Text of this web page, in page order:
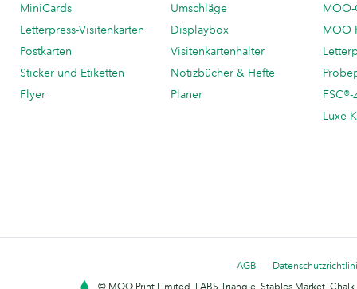
MiniCards
Letterpress-Visitenkarten
Postkarten
Sticker und Etiketten
Flyer
Umschläge
Displaybox
Visitenkartenhalter
Notizbücher & Hefte
Planer
MOO
Luxe-
AGB
© MOO Print Limited, LABS Triangle, Stables Market,